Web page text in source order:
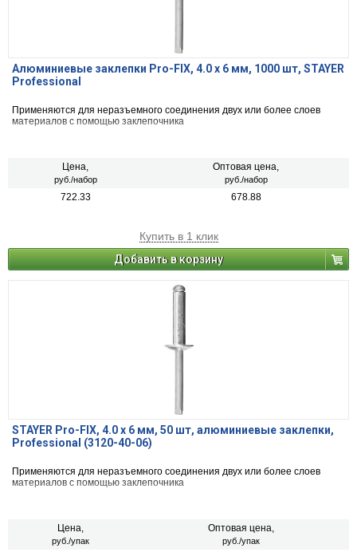
Алюминиевые заклепки Pro-FIX, 4.0 х 6 мм, 1000 шт, STAYER
Professional
Применяются для неразъемного соединения двух или более слоев
материалов с помощью заклепочника
Цена,
руб./набор
Оптовая цена,
руб./набор
722.33 678.88
Купить в 1 клик
Добавить в корзину
STAYER Pro-FIX, 4.0 х 6 мм, 50 шт, алюминиевые заклепки,
Professional (3120-40-06)
Применяются для неразъемного соединения двух или более слоев
материалов с помощью заклепочника
Цена,
руб./упак
Оптовая цена,
руб./упак